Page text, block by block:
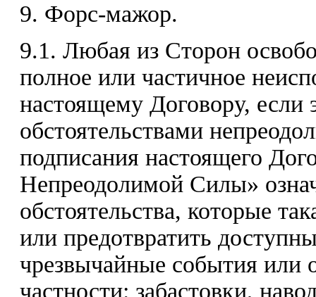
9. Форс-мажор.
9.1. Любая из Сторон
полное или частичное
настоящему Договору, если
обстоятельствами
подписания настоящего
Непреодолимой Силы»
обстоятельства, которые
или предотвратить
чрезвычайные события или
частности: забастовки,